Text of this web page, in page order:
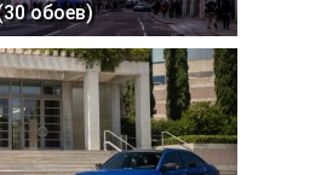
обоев)